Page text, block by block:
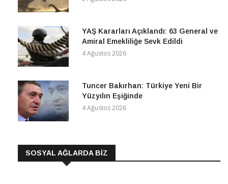
YAŞ Kararları Açıklandı: 63 General ve
Amiral Emekliliğe Sevk Edildi
4 Ağustos 2026
Tuncer Bakırhan: Türkiye Yeni Bir
Yüzyılın Eşiğinde
4 Ağustos 2026
SOSYAL AĞLARDA BİZ